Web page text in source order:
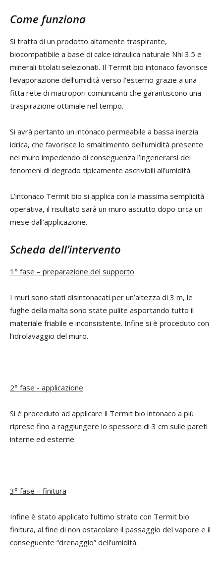
Come funziona
Si tratta di un prodotto altamente traspirante,
biocompatibile a base di calce idraulica naturale Nhl 3.5 e
minerali titolati selezionati. Il Termit bio intonaco favorisce
l’evaporazione dell’umidità verso l’esterno grazie a una
fitta rete di macropori comunicanti che garantiscono una
traspirazione ottimale nel tempo.
Si avrà pertanto un intonaco permeabile a bassa inerzia
idrica, che favorisce lo smaltimento dell’umidità presente
nel muro impedendo di conseguenza l’ingenerarsi dei
fenomeni di degrado tipicamente ascrivibili all’umidità.
L’intonaco Termit bio si applica con la massima semplicità
operativa, il risultato sarà un muro asciutto dopo circa un
mese dall’applicazione.
Scheda dell’intervento
1° fase – preparazione del supporto
I muri sono stati disintonacati per un’altezza di 3 m, le
fughe della malta sono state pulite asportando tutto il
materiale friabile e inconsistente. Infine si è proceduto con
l’idrolavaggio del muro.
2° fase - applicazione
Si è proceduto ad applicare il Termit bio intonaco a più
riprese fino a raggiungere lo spessore di 3 cm sulle pareti
interne ed esterne.
3° fase – finitura
Infine è stato applicato l’ultimo strato con Termit bio
finitura, al fine di non ostacolare il passaggio del vapore e il
conseguente “drenaggio” dell’umidità.